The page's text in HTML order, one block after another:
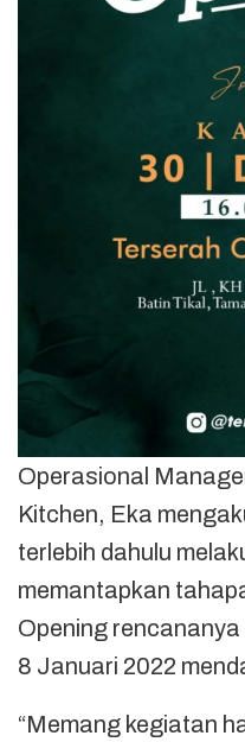
Operasional
Kitchen, Eka
terlebih dahulu
memantapkan
Opening
8 Januari 2022
“Memang kegiatan